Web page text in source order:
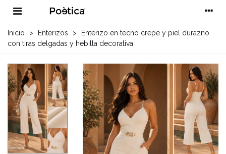
Inicio > Enterizos >
Enterizo en tecno crepe y piel durazno
con tiras delgadas y hebilla decorativa